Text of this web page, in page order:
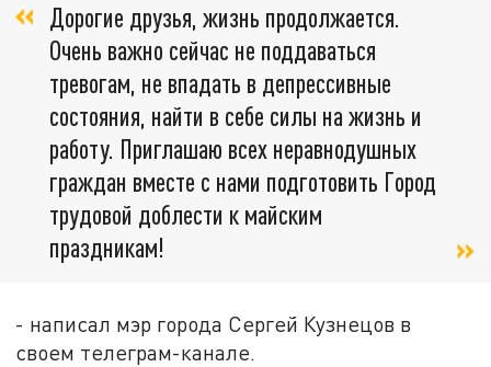
Дорогие друзья, жизнь продолжается.
Очень важно сейчас не поддаваться
тревогам, не впадать в депрессивные
состояния, найти в себе силы на жизнь и
работу. Приглашаю всех неравнодушных
граждан вместе с нами подготовить Город
трудовой доблести к майским
праздникам!
- написал мэр города Сергей Кузнецов в
своем телеграм-канале.